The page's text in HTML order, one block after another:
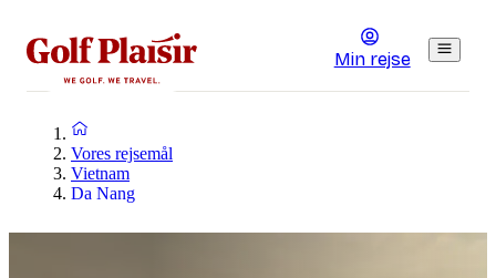
Min rejse
Vores rejsemål
Vietnam
Da Nang